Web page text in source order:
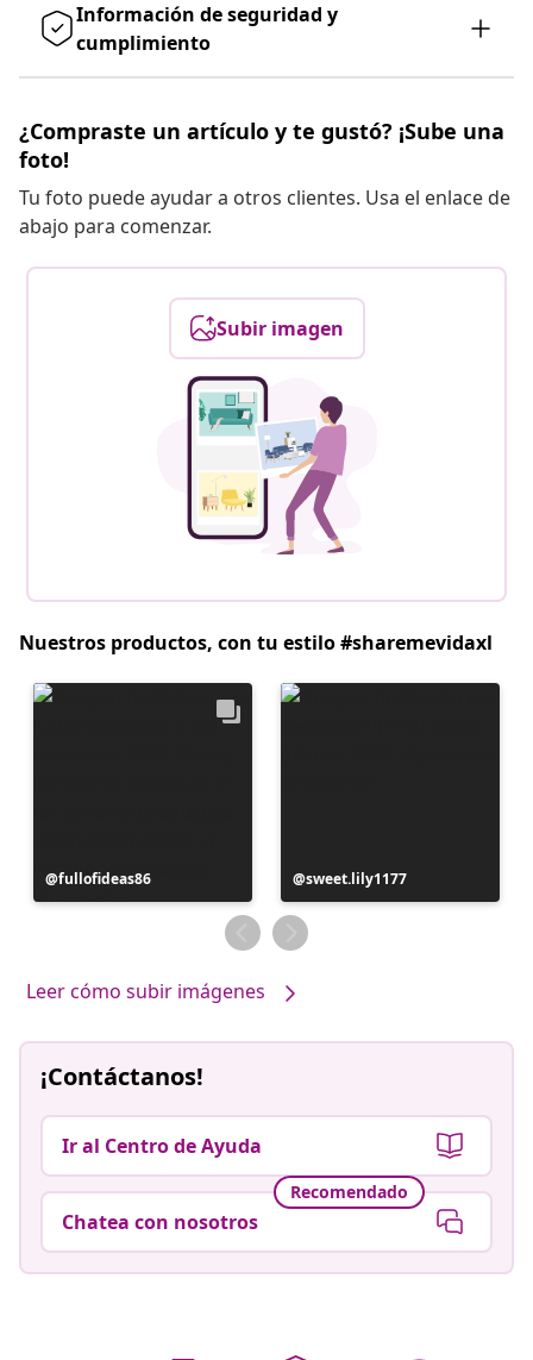
Información de seguridad y
cumplimiento
¿Compraste un artículo y te gustó? ¡Sube una
foto!
Tu foto puede ayudar a otros clientes. Usa el enlace de
abajo para comenzar.
Subir imagen
Nuestros productos, con tu estilo #sharemevidaxl
Publicación
realizada
fullofideas86
Publicación
realizada
por
sweet.lily1177
Leer cómo subir imágenes
¡Contáctanos!
Ir al Centro de Ayuda
Recomendado
Chatea con nosotros